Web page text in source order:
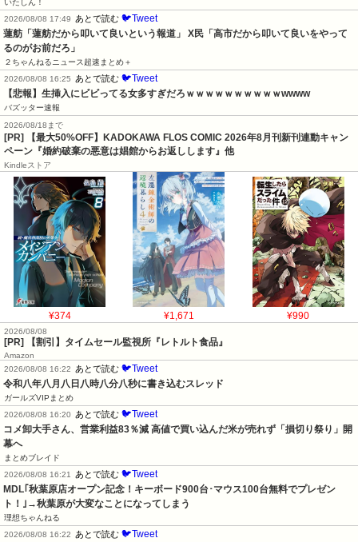
いたしん！
2026/08/08 17:49
あとで読む 🐦Tweet
蓮舫「蓮舫だから叩いて良いという報道」 X民「高市だから叩いて良いをやって
るのがお前だろ」
２ちゃんねるニュース超速まとめ＋
2026/08/08 16:25
あとで読む 🐦Tweet
【悲報】生挿入にビビってる女多すぎだろｗｗｗｗｗｗｗｗｗｗwwww
バズッター速報
2026/08/18まで
[PR] 【最大50%OFF】KADOKAWA FLOS COMIC 2026年8月刊新刊連動キャン
ペーン『婚約破棄の悪意は娼館からお返しします』他
Kindleストア
¥374 ¥1,671 ¥990
2026/08/08
[PR] 【割引】タイムセール監視所『レトルト食品』
Amazon
2026/08/08 16:22
あとで読む 🐦Tweet
令和八年八月八日八時八分八秒に書き込むスレッド
ガールズVIPまとめ
2026/08/08 16:20
あとで読む 🐦Tweet
コメ卸大手さん、営業利益83％減 高値で買い込んだ米が売れず「損切り祭り」開
幕へ
まとめブレイド
2026/08/08 16:21
あとで読む 🐦Tweet
MDL｢秋葉原店オープン記念！キーボード900台･マウス100台無料でプレゼン
ト！｣→秋葉原が大変なことになってしまう
理想ちゃんねる
2026/08/08 16:22
あとで読む 🐦Tweet